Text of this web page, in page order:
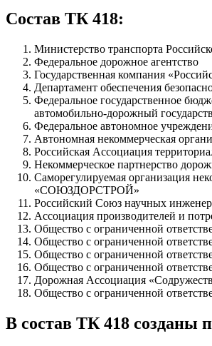
Состав ТК 418:
Министерство транспорта
Федеральное дорожное агентство
Государственная компания
Департамент обеспечения
Федеральное государственное
автомобильно-дорожный
Федеральное автономное
Автономная некоммерческая
Российская Ассоциация
Некоммерческое партнерство
Саморегулируемая
«СОЮЗДОРСТРОЙ»
Российский Союз научных
Ассоциация производителей и
Общество с ограниченной
Общество с ограниченной
Общество с ограниченной
Общество с ограниченной
Дорожная Ассоциация
Общество с ограниченной
В состав ТК 418 созданы